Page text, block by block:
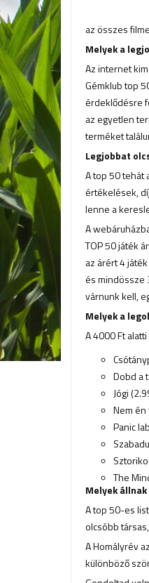
az összes
Melyek a
Az internet
Gémklub top
érdeklődésre
az egyetlen
terméket
Legjobbat
A top 50 tehát
értékelések,
lenne a
A
TOP 50 játék
az árért 4
és mindössze
várnunk kell,
Melyek a
A 4000 Ft
Dobd a
Jógi
Nem én
Panic
The
Melyek
A top 50-es
olcsóbb
A Homályrév
különböző